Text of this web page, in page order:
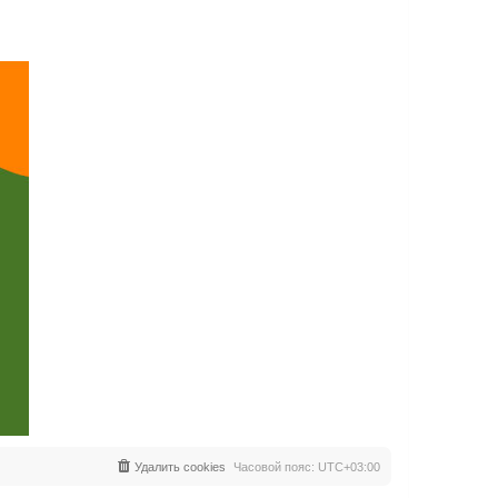
Часовой пояс: UTC+03:00
Удалить cookies